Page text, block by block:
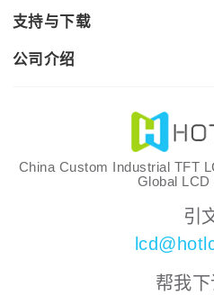
支持与下载
公司介绍
China Custom Industrial TFT
Global LCD
引
帮我